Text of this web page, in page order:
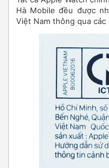
Hà Mobile đều được
Việt Nam thông qua